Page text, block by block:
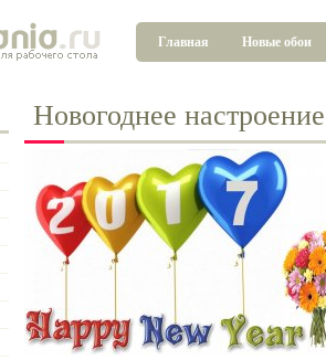
Главная Новые обои
Новогоднее настроение